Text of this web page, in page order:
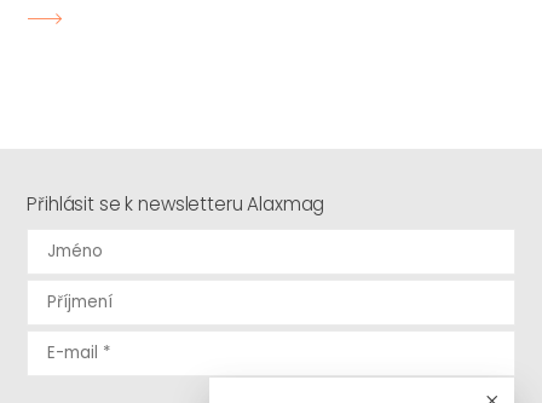
Přihlásit se k newsletteru Alaxmag